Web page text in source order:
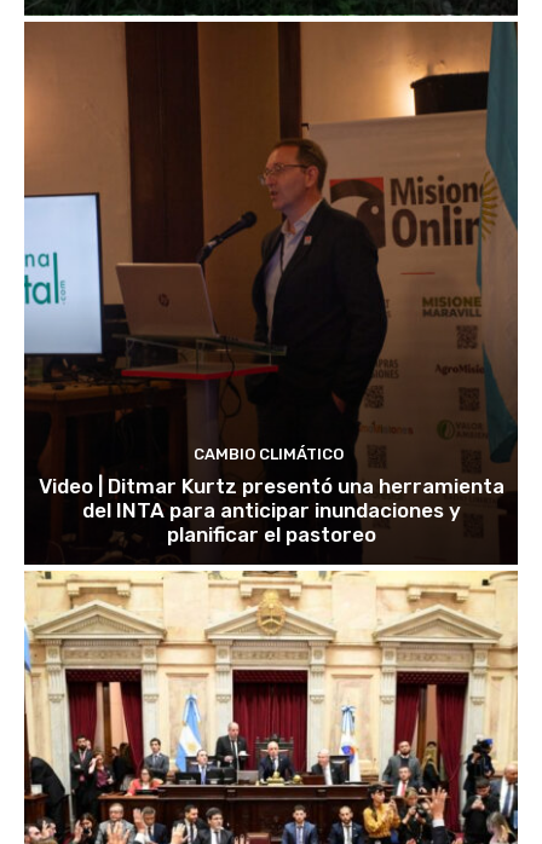
CAMBIO CLIMÁTICO
Video | Ditmar Kurtz presentó una herramienta
del INTA para anticipar inundaciones y
planificar el pastoreo